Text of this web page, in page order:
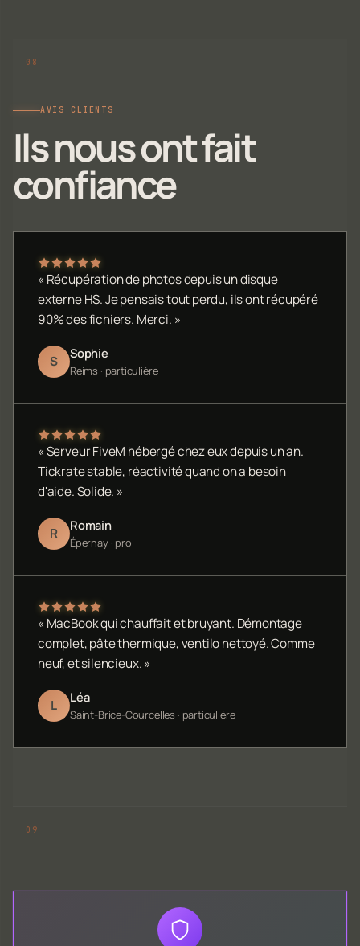
AVIS CLIENTS
Ils nous ont fait
confiance
« Récupération de photos depuis un disque
externe HS. Je pensais tout perdu, ils ont récupéré
90% des fichiers. Merci. »
S Sophie
Reims · particulière
« Serveur FiveM hébergé chez eux depuis un an.
Tickrate stable, réactivité quand on a besoin
d'aide. Solide. »
R Romain
Épernay · pro
« MacBook qui chauffait et bruyant. Démontage
complet, pâte thermique, ventilo nettoyé. Comme
neuf, et silencieux. »
L Léa
Saint-Brice-Courcelles · particulière